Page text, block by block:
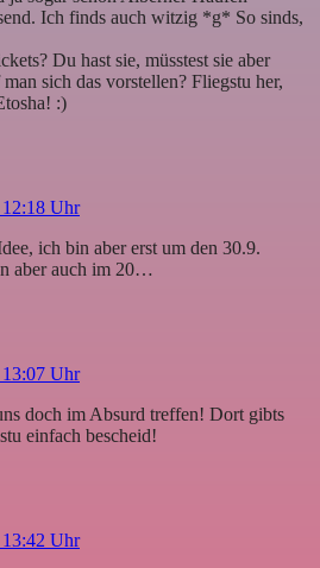
Ich finds auch witzig *g* So sinds,
Du hast sie, müsstest sie aber
sich das vorstellen? Fliegstu her,
:)
Uhr
ich bin aber erst um den 30.9.
aber auch im 20…
Uhr
doch im Absurd treffen! Dort gibts
einfach bescheid!
Uhr